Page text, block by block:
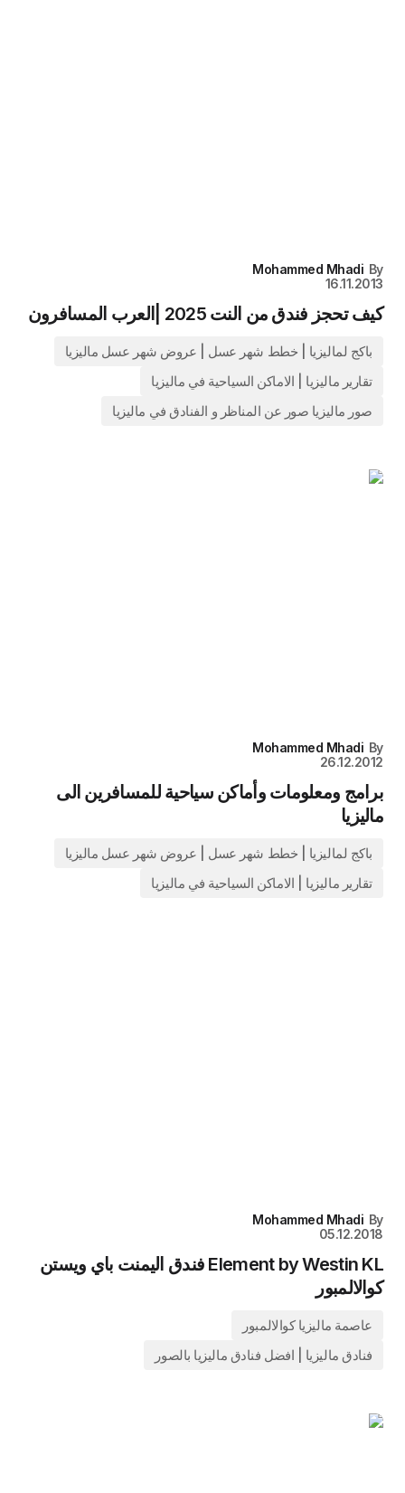
Mohammed Mhadi
تحجز فندق من النت 2025 |العرب المسافرون
باكج لماليزيا | خطط شهر عسل | عروض شهر عسل ماليزيا
تقارير ماليزيا | الاماكن السياحية في ماليزيا
صور ماليزيا صور عن المناظر و الفنادق في ماليزيا
Mohammed Mhadi
ومعلومات وأماكن سياحية للمسافرين الى
باكج لماليزيا | خطط شهر عسل | عروض شهر عسل ماليزيا
تقارير ماليزيا | الاماكن السياحية في ماليزيا
Mohammed Mhadi
Element by Westin KL فندق اليمنت باي ويستن
عاصمة ماليزيا كوالالمبور
فنادق ماليزيا | افضل فنادق ماليزيا بالصور